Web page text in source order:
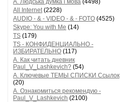
A. Людська думка і мова (4498)
All Internet(2228)
AUDIO - & - VIDEO - & - FOTO (4525)
Skype: You with Me (14)
TS (179)
TS - КОНФИДЕНЦИАЛЬНО -
ИЗБИРАТЕЛЬНО (117)
А. Как читать дневник
Paul_V_Lashkevich? (54)
А. Ключевые ТЕМЫ СПИСКИ Ссылок
(20)
А. Ознакомиться рекомендую -
Paul_V_Lashkevich (2100)